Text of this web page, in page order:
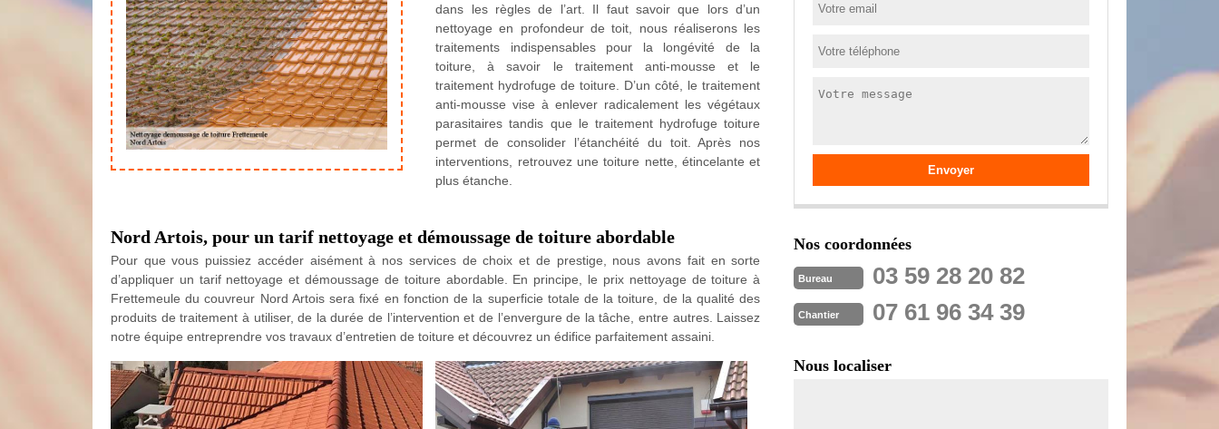
dans les règles de l’art. Il faut savoir que lors d’un
nettoyage en profondeur de toit, nous réaliserons les
traitements indispensables pour la longévité de la
toiture, à savoir le traitement anti-mousse et le
traitement hydrofuge de toiture. D’un côté, le traitement
anti-mousse vise à enlever radicalement les végétaux
parasitaires tandis que le traitement hydrofuge toiture
permet de consolider l’étanchéité du toit. Après nos
interventions, retrouvez une toiture nette, étincelante et
plus étanche.
Nord Artois, pour un tarif nettoyage et démoussage de toiture abordable
Pour que vous puissiez accéder aisément à nos services de choix et de prestige, nous avons fait en sorte
d’appliquer un tarif nettoyage et démoussage de toiture abordable. En principe, le prix nettoyage de toiture à
Frettemeule du couvreur Nord Artois sera fixé en fonction de la superficie totale de la toiture, de la qualité des
produits de traitement à utiliser, de la durée de l’intervention et de l’envergure de la tâche, entre autres. Laissez
notre équipe entreprendre vos travaux d’entretien de toiture et découvrez un édifice parfaitement assaini.
Nos coordonnées
Bureau 03 59 28 20 82
Chantier 07 61 96 34 39
Nous localiser